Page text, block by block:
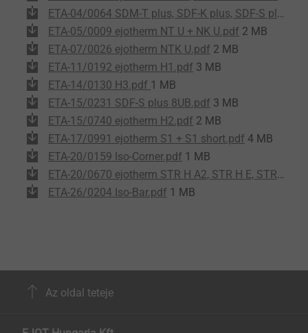
ETA-04/0064 SDM-T plus, SDF-K plus, SDF-S plus.pdf
ETA-05/0009 ejotherm NT U + NK U.pdf 2 MB
ETA-07/0026 ejotherm NTK U.pdf 2 MB
ETA-11/0192 ejotherm H1.pdf 3 MB
ETA-14/0130 H3.pdf 1 MB
ETA-15/0231 SDF-S plus 8UB.pdf 3 MB
ETA-15/0740 ejotherm H2.pdf 2 MB
ETA-17/0991 ejotherm S1 + S1 short.pdf 4 MB
ETA-20/0159 Iso-Corner.pdf 1 MB
ETA-20/0670 ejotherm STR H A2, STR H E, STR H + EJOT HFS.pdf
ETA-26/0204 Iso-Bar.pdf 1 MB
Az oldal teteje